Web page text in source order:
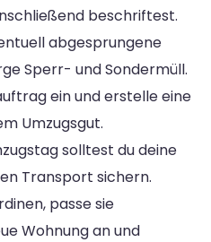
beschriftest.
abgesprungene
Sperr- und Sondermüll.
ein und erstelle eine
Umzugsgut.
solltest du deine
Transport sichern.
passe sie
Wohnung an und